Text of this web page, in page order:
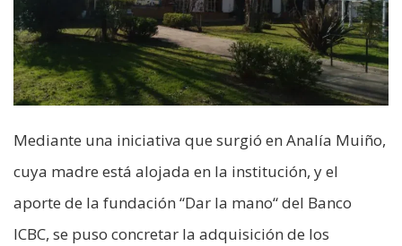
Mediante una iniciativa que surgió en Analía Muiño,
cuya madre está alojada en la institución, y el
aporte de la fundación “Dar la mano“ del Banco
ICBC, se puso concretar la adquisición de los